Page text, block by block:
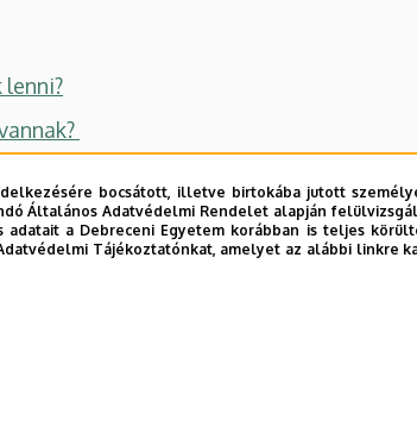
lenni?
bocsátott, illetve birtokába jutott
Általános Adatvédelmi Rendelet alapján
adatait a Debreceni Egyetem korábban is teljes
Tájékoztatónkat, amelyet az alábbi linkre